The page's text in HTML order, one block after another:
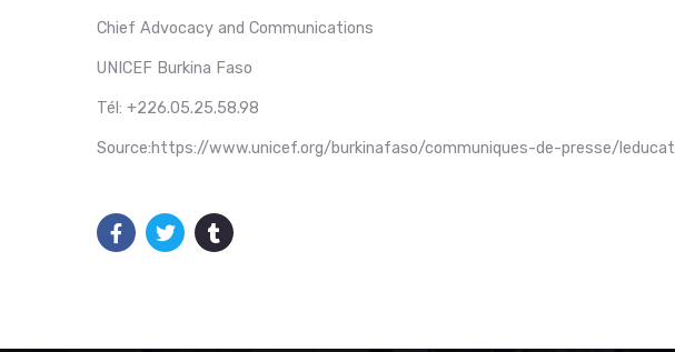
Chief Advocacy and Communications
UNICEF Burkina Faso
Tél: +226.05.25.58.98
Source:https://www.unicef.org/burkinafaso/communiques-de-presse/